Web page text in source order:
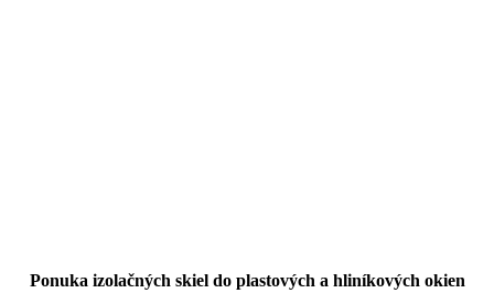
Ponuka izolačných skiel do plastových a hliníkových okien